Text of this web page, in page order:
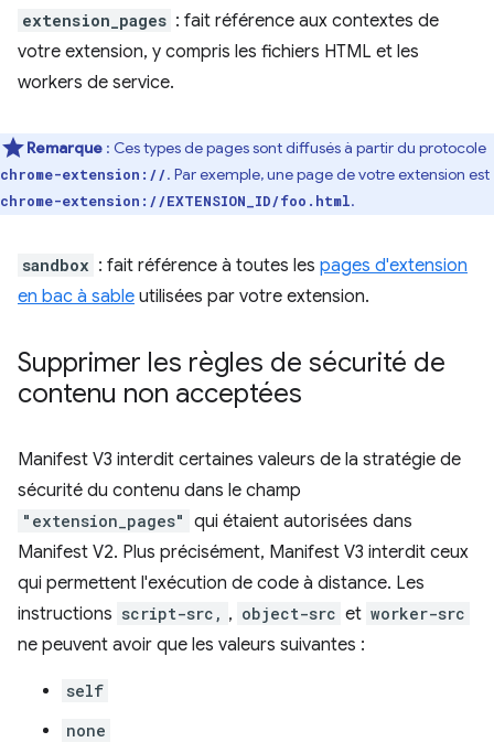
extension_pages : fait référence aux contextes de
votre extension, y compris les fichiers HTML et les
workers de service.
Remarque : Ces types de pages sont diffusés à partir du protocole
chrome-extension://. Par exemple, une page de votre extension est
chrome-extension://EXTENSION_ID/foo.html.
sandbox : fait référence à toutes les pages d'extension
en bac à sable utilisées par votre extension.
Supprimer les règles de sécurité de
contenu non acceptées
Manifest V3 interdit certaines valeurs de la stratégie de
sécurité du contenu dans le champ
"extension_pages" qui étaient autorisées dans
Manifest V2. Plus précisément, Manifest V3 interdit ceux
qui permettent l'exécution de code à distance. Les
instructions script-src, , object-src et worker-src
ne peuvent avoir que les valeurs suivantes :
self
none